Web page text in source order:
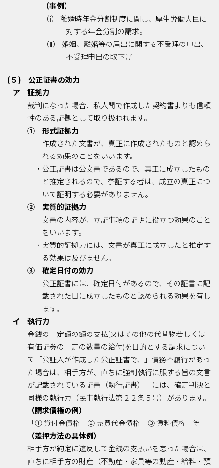
（事例）
（ⅰ） 離婚時年金分割制度に関し、厚生労働大臣に
対する年金分割の請求。
（ⅱ） 婚姻、離婚等の届出に関する不受理の申出、
不受理申出の取下げ
(５) 公正証書の効力
ア 証拠力
裁判になった場合、私人間で作成した契約書よりも信頼
性のある証拠として取り扱われます。
① 形式証拠力
作成された文書が、真正に作成されたものと認めら
れる効果のことをいいます。
・公正証書は公文書であるので、真正に成立したもの
と推定されるので、挙証する者は、成立の真正につ
いて証明する必要がありません。
② 実質的証拠力
文書の内容が、立証事項の証明に役立つ効果のこと
をいいます。
・実質的証拠力には、文書が真正に成立したと推定す
る効果は及びません。
③ 確定日付の効力
公正証書には、確定日付があるので、その証書に記
載された日に成立したものと認められる効果を有し
ます。
イ 執行力
金銭の一定額の額の支払(又はその他の代替物若しくは
有価証券の一定の数量の給付)を目的とする請求につい
て「公証人が作成した公正証書で、」債務不履行があっ
た場合は、相手方が、直ちに強制執行に服する旨の文言
が記載されている証書（執行証書）」には、確定判決と
同様の執行力（民事執行法第２２条５号）があります。
（請求債権の例）
「① 貸付金債権 ② 売買代金債権 ③ 賃料債権」等
（差押方法の具体例）
相手方が約定に違反して金銭の支払いを怠った場合は、
直ちに相手方の財産（不動産・家具等の動産・給料・預